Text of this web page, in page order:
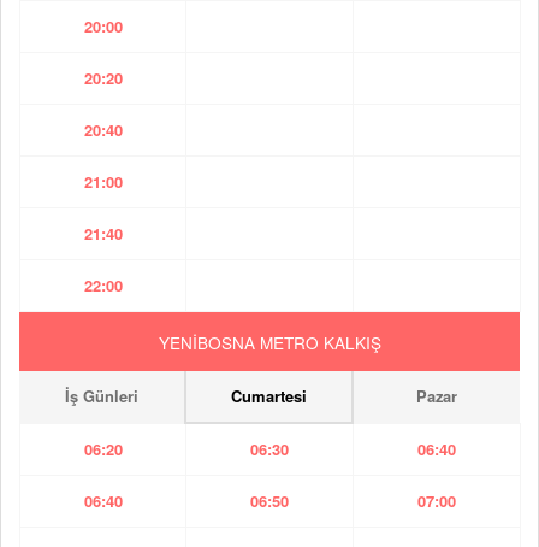
20:00
20:20
20:40
21:00
21:40
22:00
YENİBOSNA METRO KALKIŞ
İş Günleri Cumartesi Pazar
06:20 06:30 06:40
06:40 06:50 07:00